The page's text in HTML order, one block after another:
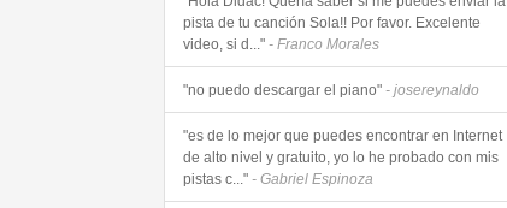
pista de tu canción Sola!! Por favor. Excelente
video, si d..." - Franco Morales
"no puedo descargar el piano" - josereynaldo
"es de lo mejor que puedes encontrar en Internet
de alto nivel y gratuito, yo lo he probado con mis
pistas c..." - Gabriel Espinoza